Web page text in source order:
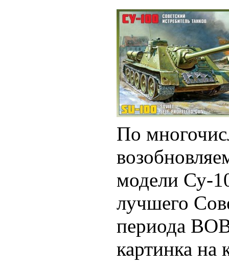
По
модели Су-
лучшего
периода
картинка на